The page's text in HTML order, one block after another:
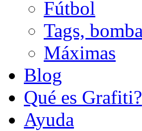
Fútbol
Tags,
Máximas
Blog
Qué es Grafiti?
Ayuda